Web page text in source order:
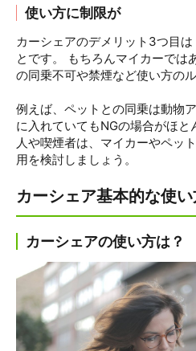
使い方に制限が
カーシェアのデメリット3つ目
とです。 もちろんマイカーでは
の同乗不可や禁煙など使い方の
例えば、ペットとの同乗は動物
に入れていてもNGの場合がほ
人や喫煙者は、マイカーやペッ
用を検討しましょう。
カーシェア基本的な使い
カーシェアの使い方は？